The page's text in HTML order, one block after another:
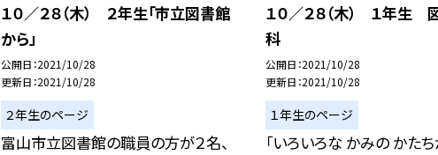
１０／２８（木） ２年生「市立図書館
から」
公開日 2021/10/28
更新日 2021/10/28
２年生のページ
富山市立図書館の職員の方が２名、
１０／２８（木） １年生
科
公開日 2021/10/28
更新日 2021/10/28
１年生のページ
「いろいろな かみの かたち